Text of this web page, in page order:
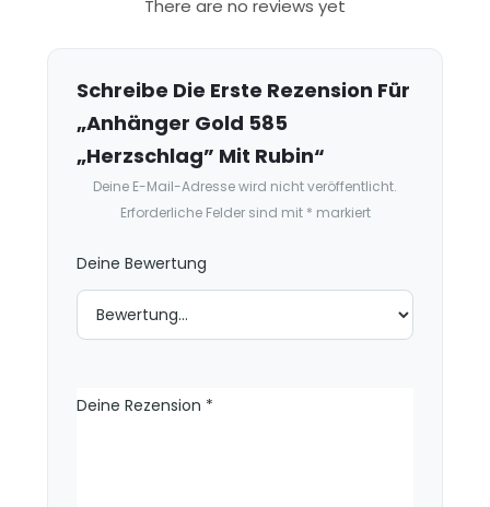
z
There are no reviews yet
Schreibe Die Erste Rezension Für
„Anhänger Gold 585
„Herzschlag” Mit Rubin“
Deine E-Mail-Adresse wird nicht veröffentlicht.
Erforderliche Felder sind mit * markiert
Deine Bewertung
Deine Rezension *